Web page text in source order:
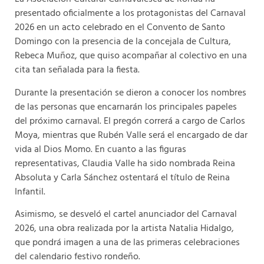
presentado oficialmente a los protagonistas del Carnaval
2026 en un acto celebrado en el Convento de Santo
Domingo con la presencia de la concejala de Cultura,
Rebeca Muñoz, que quiso acompañar al colectivo en una
cita tan señalada para la fiesta.
Durante la presentación se dieron a conocer los nombres
de las personas que encarnarán los principales papeles
del próximo carnaval. El pregón correrá a cargo de Carlos
Moya, mientras que Rubén Valle será el encargado de dar
vida al Dios Momo. En cuanto a las figuras
representativas, Claudia Valle ha sido nombrada Reina
Absoluta y Carla Sánchez ostentará el título de Reina
Infantil.
Asimismo, se desveló el cartel anunciador del Carnaval
2026, una obra realizada por la artista Natalia Hidalgo,
que pondrá imagen a una de las primeras celebraciones
del calendario festivo rondeño.